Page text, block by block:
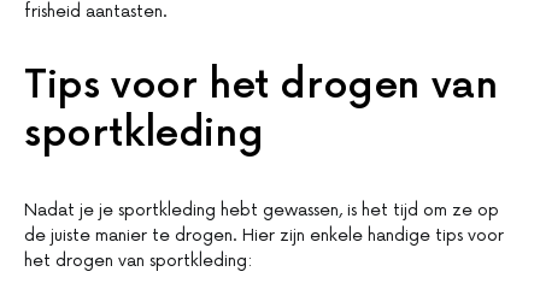
frisheid aantasten.
Tips voor het drogen van
sportkleding
Nadat je je sportkleding hebt gewassen, is het tijd om ze op
de juiste manier te drogen. Hier zijn enkele handige tips voor
het drogen van sportkleding: